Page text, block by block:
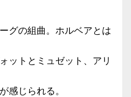
グの組曲。ホルベアとは
ットとミュゼット、アリ
感じられる。